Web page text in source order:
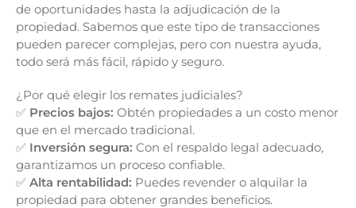
de oportunidades hasta la adjudicación de la
propiedad. Sabemos que este tipo de transacciones
pueden parecer complejas, pero con nuestra ayuda,
todo será más fácil, rápido y seguro.
¿Por qué elegir los remates judiciales?
✅ Precios bajos: Obtén propiedades a un costo menor
que en el mercado tradicional.
✅ Inversión segura: Con el respaldo legal adecuado,
garantizamos un proceso confiable.
✅ Alta rentabilidad: Puedes revender o alquilar la
propiedad para obtener grandes beneficios.